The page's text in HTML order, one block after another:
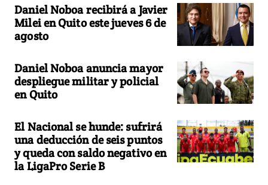
Daniel Noboa recibirá a Javier
Milei en Quito este jueves 6 de
agosto
Daniel Noboa anuncia mayor
despliegue militar y policial
en Quito
El Nacional se hunde: sufrirá
una deducción de seis puntos
y queda con saldo negativo en
la LigaPro Serie B